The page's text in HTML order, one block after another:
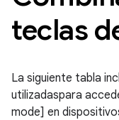
teclas
La siguiente tabla
utilizadaspara
mode] en